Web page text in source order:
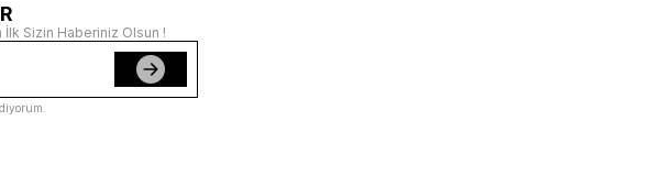
Sizin Haberiniz Olsun !